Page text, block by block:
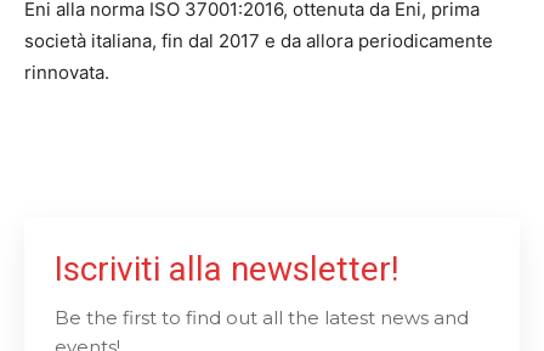
Eni alla norma ISO 37001:2016, ottenuta da Eni, prima
società italiana, fin dal 2017 e da allora periodicamente
rinnovata.
Iscriviti alla newsletter!
Be the first to find out all the latest news and